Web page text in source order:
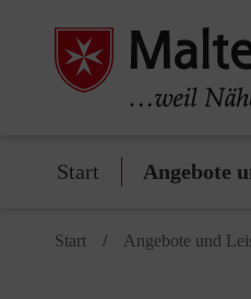
Start Angebote
Start Angebote und